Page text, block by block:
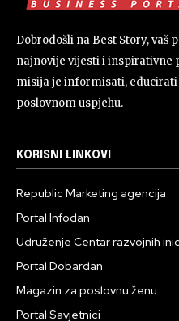
Dobrodošli na Best Story, vaš
najnovije vijesti i inspirativne
misija je informisati,
poslovnom uspjehu.
KORISNI LINKOVI
Republic Marketing agencija
Portal Infodan
Udruženje Centar razvojnih
Portal Dobardan
Magazin za poslovnu ženu
Portal Savjetnici